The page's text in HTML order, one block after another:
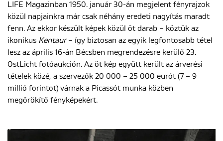
LIFE Magazinban 1950. január 30-án megjelent fényrajzok
közül napjainkra már csak néhány eredeti nagyítás maradt
fenn. Az ekkor készült képek közül öt darab – köztük az
ikonikus Kentaur– így biztosan az egyik legfontosabb tétel
lesz az április 16-án Bécsben megrendezésre kerülő 23.
OstLicht fotóaukción. Az öt kép együtt került az árverési
tételek közé, a szervezők 20 000 – 25 000 eurót (7 – 9
millió forintot) várnak a Picassót munka közben
megörökítő fényképekért.